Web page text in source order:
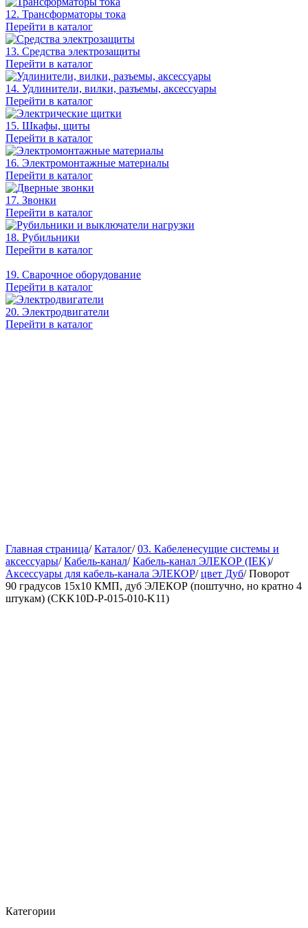
12. Трансформаторы тока
Перейти в каталог
13. Средства электрозащиты
Перейти в каталог
14. Удлинители, вилки, разъемы, аксессуары
Перейти в каталог
15. Шкафы, щиты
Перейти в каталог
16. Электромонтажные материалы
Перейти в каталог
17. Звонки
Перейти в каталог
18. Рубильники
Перейти в каталог
19. Сварочное оборудование
Перейти в каталог
20. Электродвигатели
Перейти в каталог
Главная страница/ Каталог/ 03. Кабеленесущие системы и
аксессуары/ Кабель-канал/ Кабель-канал ЭЛЕКОР (IEK)/
Аксессуары для кабель-канала ЭЛЕКОР/ цвет Дуб/ Поворот
90 градусов 15х10 КМП, дуб ЭЛЕКОР (поштучно, но кратно 4
штукам) (CKK10D-P-015-010-K11)
Категории